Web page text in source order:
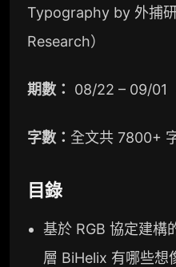
Typography by 外捕
Research）
期數： 08/22 – 09/01
字數： 全文共 7800+
目錄
基於 RGB 協定建構
層 BiHelix 有哪些想